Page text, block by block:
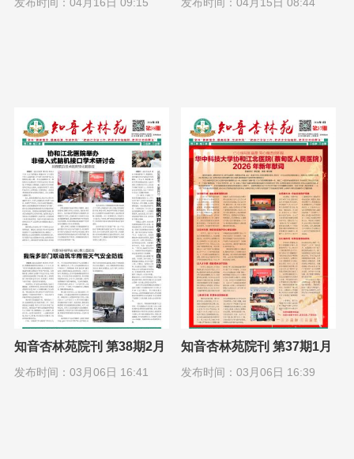
知音杏林苑院刊 第38期2月
1日
发布时间：03月06日 16:41
知音杏林苑院刊 第37期1月
1日
发布时间：03月06日 16:39